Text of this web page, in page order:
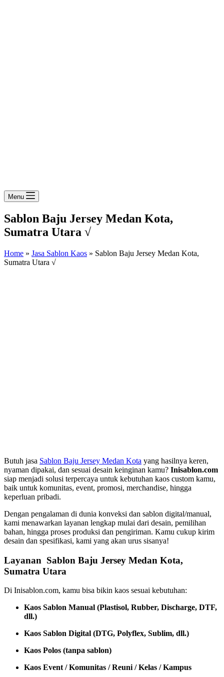
Menu
Sablon Baju Jersey Medan Kota,
Sumatra Utara √
Home » Jasa Sablon Kaos » Sablon Baju Jersey Medan Kota,
Sumatra Utara √
Butuh jasa Sablon Baju Jersey Medan Kota yang hasilnya keren,
nyaman dipakai, dan sesuai desain keinginan kamu? Inisablon.com
siap menjadi solusi terpercaya untuk kebutuhan kaos custom kamu,
baik untuk komunitas, event, promosi, merchandise, hingga
keperluan pribadi.
Dengan pengalaman di dunia konveksi dan sablon digital/manual,
kami menawarkan layanan lengkap mulai dari desain, pemilihan
bahan, hingga proses produksi dan pengiriman. Kamu cukup kirim
desain dan spesifikasi, kami yang akan urus sisanya!
Layanan Sablon Baju Jersey Medan Kota,
Sumatra Utara
Di Inisablon.com, kamu bisa bikin kaos sesuai kebutuhan:
Kaos Sablon Manual (Plastisol, Rubber, Discharge, DTF,
dll.)
Kaos Sablon Digital (DTG, Polyflex, Sublim, dll.)
Kaos Polos (tanpa sablon)
Kaos Event / Komunitas / Reuni / Kelas / Kampus